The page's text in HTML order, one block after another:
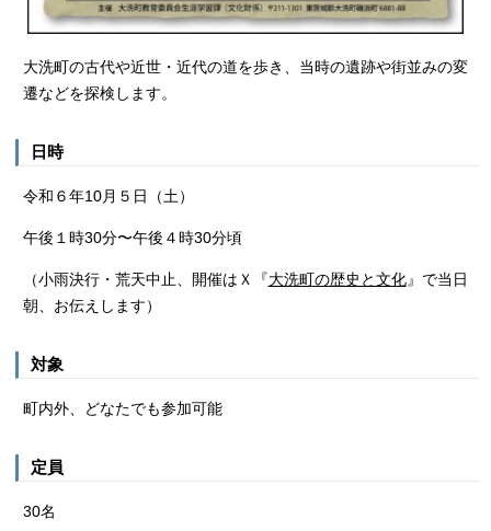
大洗町の古代や近世・近代の道を歩き、当時の遺跡や街並みの変
遷などを探検します。
日時
令和６年10月５日（土）
午後１時30分〜午後４時30分頃
（小雨決行・荒天中止、開催はＸ『大洗町の歴史と文化』で当日
朝、お伝えします）
対象
町内外、どなたでも参加可能
定員
30名